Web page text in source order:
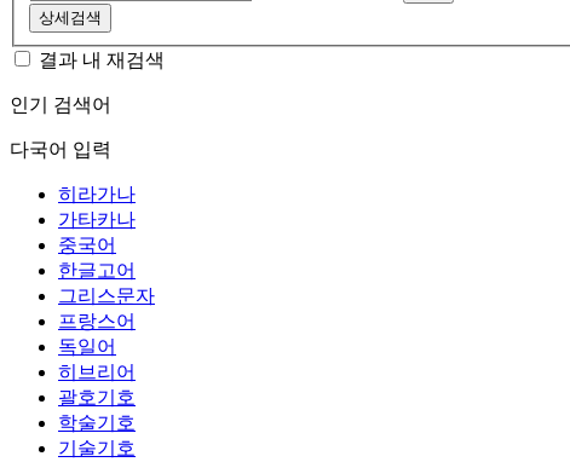
상세검색
결과 내 재검색
인기 검색어
다국어 입력
히라가나
가타카나
중국어
한글고어
그리스문자
프랑스어
독일어
히브리어
괄호기호
학술기호
기술기호